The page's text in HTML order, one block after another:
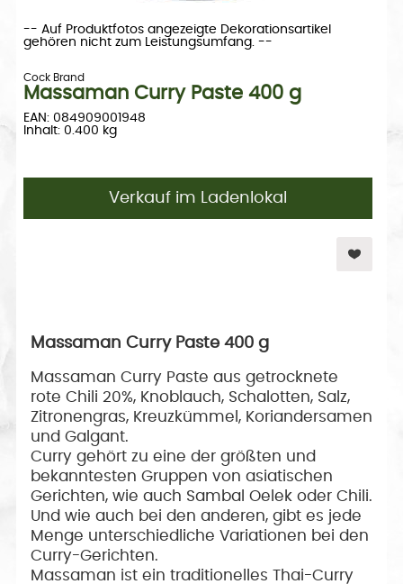
-- Auf Produktfotos angezeigte Dekorationsartikel
gehören nicht zum Leistungsumfang. --
Cock Brand
Massaman Curry Paste 400 g
EAN: 084909001948
Inhalt: 0.400 kg
Verkauf im Ladenlokal
Massaman Curry Paste 400 g
Massaman Curry Paste aus getrocknete
rote Chili 20%, Knoblauch, Schalotten, Salz,
Zitronengras, Kreuzkümmel, Koriandersamen
und Galgant.
Curry gehört zu eine der größten und
bekanntesten Gruppen von asiatischen
Gerichten, wie auch Sambal Oelek oder Chili.
Und wie auch bei den anderen, gibt es jede
Menge unterschiedliche Variationen bei den
Curry-Gerichten.
Massaman ist ein traditionelles Thai-Curry